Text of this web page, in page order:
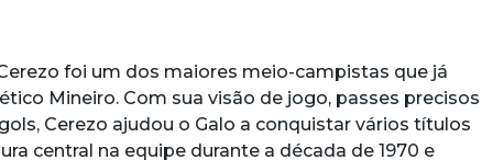
foi um dos maiores meio-campistas que já
Mineiro. Com sua visão de jogo, passes precisos
Cerezo ajudou o Galo a conquistar vários títulos
central na equipe durante a década de 1970 e